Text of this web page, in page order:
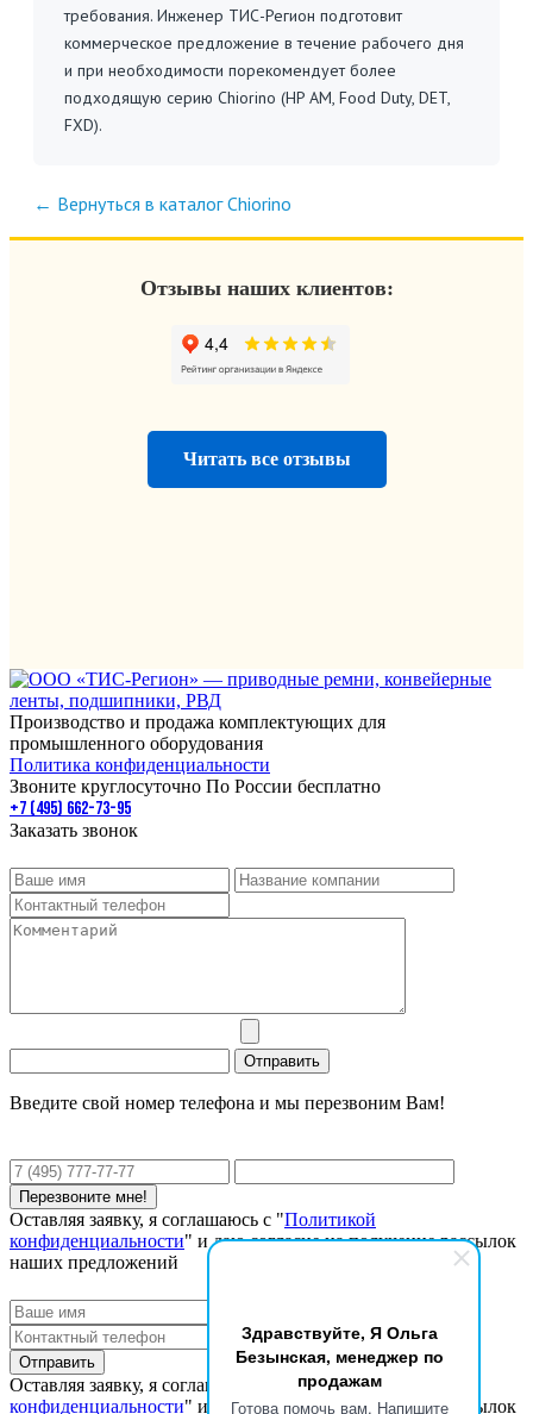
Здравствуйте, Я Ольга
Безынская, менеджер по
продажам
Готова помочь вам. Напишите
требования. Инженер ТИС-Регион подготовит
коммерческое предложение в течение рабочего дня
и при необходимости порекомендует более
подходящую серию Chiorino (HP AM, Food Duty, DET,
FXD).
← Вернуться в каталог Chiorino
Отзывы наших клиентов:
Читать все отзывы
Производство и продажа комплектующих для
промышленного оборудования
Политика конфиденциальности
Звоните круглосуточно По России бесплатно
+7 (495) 662-73-95
Заказать звонок
Введите свой номер телефона и мы перезвоним Вам!
Оставляя заявку, я соглашаюсь с "Политикой
конфиденциальности" и даю согласие на получение рассылок
наших предложений
Оставляя заявку, я соглашаюсь с "
Политикой
конфиденциальности" и даю согласие на получение рассылок